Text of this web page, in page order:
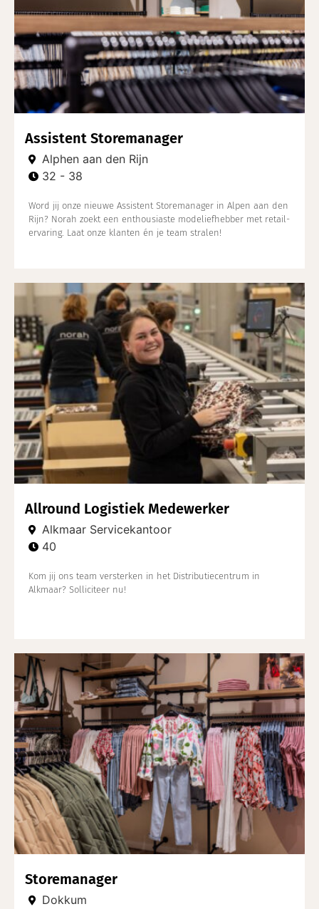
Assistent Storemanager
Alphen aan den Rijn
32 - 38
Word jij onze nieuwe Assistent Storemanager in Alpen aan den
Rijn? Norah zoekt een enthousiaste modeliefhebber met retail-
ervaring. Laat onze klanten én je team stralen!
Allround Logistiek Medewerker
Alkmaar Servicekantoor
40
Kom jij ons team versterken in het Distributiecentrum in
Alkmaar? Solliciteer nu!
Storemanager
Dokkum